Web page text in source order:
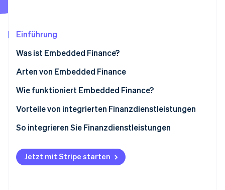
CO₂-Entnahme
Identity
Online-Identitätsprüfung
Jetzt ansehen
Einführung
Was ist Embedded Finance?
Arten von Embedded Finance
Wie funktioniert Embedded Finance?
Vorteile von integrierten Finanzdienstleistungen
So integrieren Sie Finanzdienstleistungen
Schritt 1: Anforderungen und Ziele bewerten
Schritt 2: Marktforschung und Partnerauswahl
Jetzt mit Stripe starten